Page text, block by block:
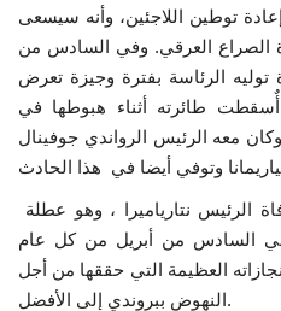
منحة ناصر للقيادة الدولية
مرجعياتنا
المواطن العالمي
الرواد
فرص
توطين اللاجئين، وأنه سيسعى
العرقي. وفي السادس من
الرئاسة بفترة وجيزة تعرض
أٌسقطت طائرته أثناء هبوطها في
معه الرئيس الرواندي جوفينال
الرئيس نتارياميرا ، وهو عطلة
في السادس من أبريل من كل عام
العظيمة التي حققها من أجل
النهوض ببروندي إلى الأفضل.